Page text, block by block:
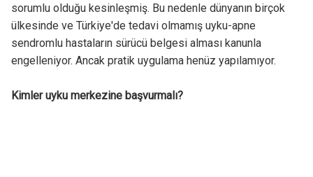
sorumlu olduğu kesinleşmiş. Bu nedenle dünyanın birçok
ülkesinde ve Türkiye'de tedavi olmamış uyku-apne
sendromlu hastaların sürücü belgesi alması kanunla
engelleniyor. Ancak pratik uygulama henüz yapılamıyor.
Kimler uyku merkezine başvurmalı?